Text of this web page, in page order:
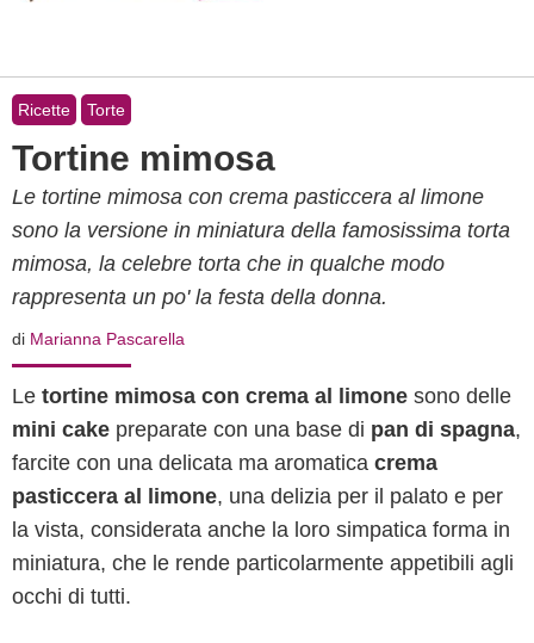
Ricette Torte
Tortine mimosa
Le tortine mimosa con crema pasticcera al limone
sono la versione in miniatura della famosissima torta
mimosa, la celebre torta che in qualche modo
rappresenta un po' la festa della donna.
di Marianna Pascarella
Le tortine mimosa con crema al limone sono delle
mini cake preparate con una base di pan di spagna,
farcite con una delicata ma aromatica crema
pasticcera al limone, una delizia per il palato e per
la vista, considerata anche la loro simpatica forma in
miniatura, che le rende particolarmente appetibili agli
occhi di tutti.